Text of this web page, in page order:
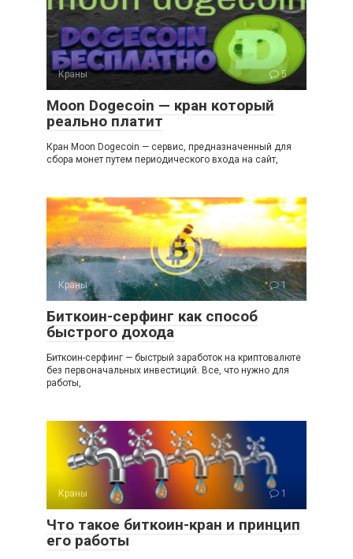
Краны 5
Moon Dogecoin — кран который
реально платит
Кран Moon Dogecoin — сервис, предназначенный для
сбора монет путем периодического входа на сайт,
Краны 1
Биткоин-серфинг как способ
быстрого дохода
Биткоин-серфинг — быстрый заработок на криптовалюте
без первоначальных инвестиций. Все, что нужно для
работы,
Краны 1
Что такое биткоин-кран и принцип
его работы